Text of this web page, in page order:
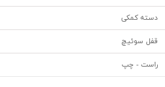
دسته کمکی
قفل سوئیچ
راست - چپ